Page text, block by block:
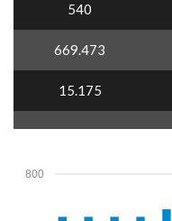
540
669.473
15.175
800